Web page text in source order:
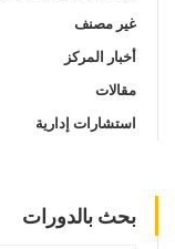
غير مصنف
أخبار المركز
مقالات
استشارات إدارية
بحث بالدورات